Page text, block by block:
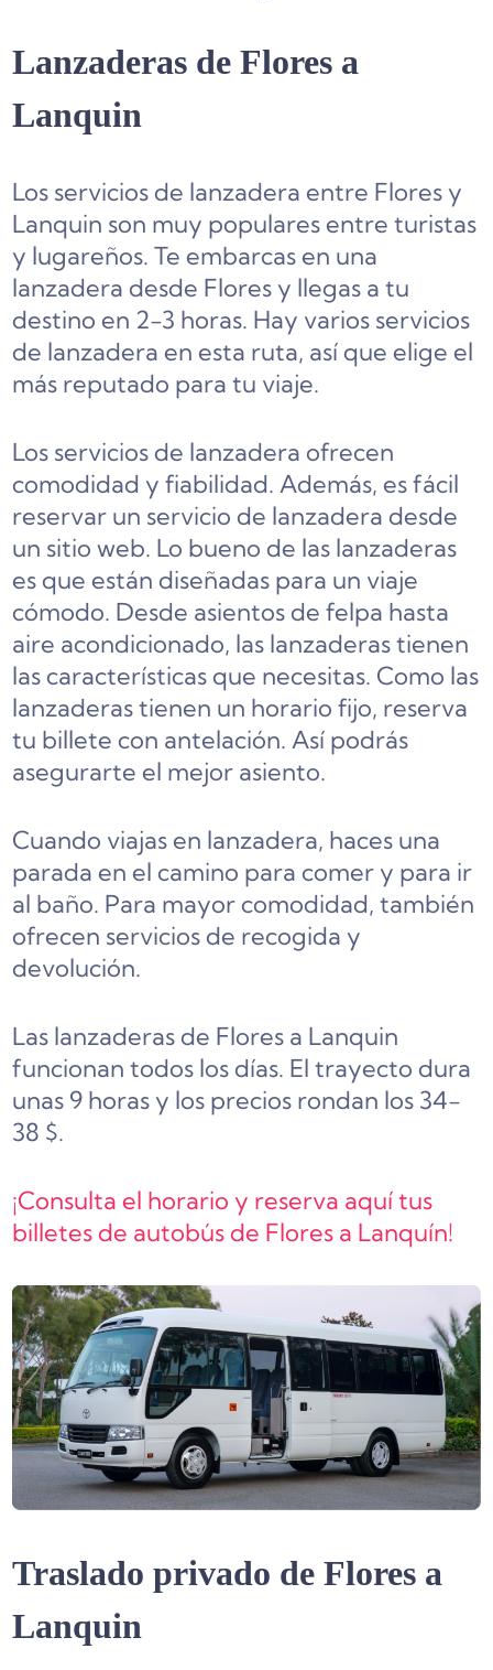
Lanzaderas de Flores a
Lanquin
Los servicios de lanzadera entre Flores y
Lanquin son muy populares entre turistas
y lugareños. Te embarcas en una
lanzadera desde Flores y llegas a tu
destino en 2-3 horas. Hay varios servicios
de lanzadera en esta ruta, así que elige el
más reputado para tu viaje.
Los servicios de lanzadera ofrecen
comodidad y fiabilidad. Además, es fácil
reservar un servicio de lanzadera desde
un sitio web. Lo bueno de las lanzaderas
es que están diseñadas para un viaje
cómodo. Desde asientos de felpa hasta
aire acondicionado, las lanzaderas tienen
las características que necesitas. Como las
lanzaderas tienen un horario fijo, reserva
tu billete con antelación. Así podrás
asegurarte el mejor asiento.
Cuando viajas en lanzadera, haces una
parada en el camino para comer y para ir
al baño. Para mayor comodidad, también
ofrecen servicios de recogida y
devolución.
Las lanzaderas de Flores a Lanquin
funcionan todos los días. El trayecto dura
unas 9 horas y los precios rondan los 34-
38 $.
¡Consulta el horario y reserva aquí tus
billetes de autobús de Flores a Lanquín!
Traslado privado de Flores a
Lanquin